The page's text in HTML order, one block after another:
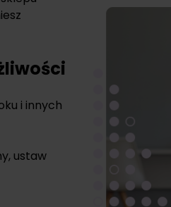
i innych
ustaw